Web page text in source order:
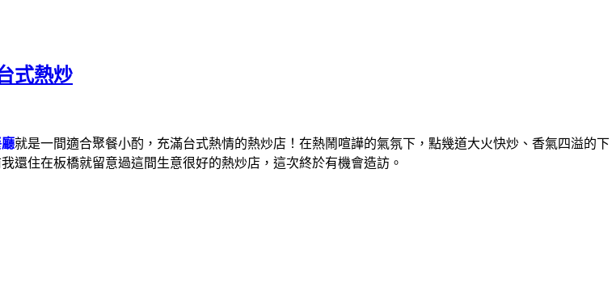
式熱炒
就是一間適合聚餐小酌，充滿台式熱情的熱炒店 ！ 在熱鬧喧譁的氣氛下，點幾道大火快炒 、 香氣四溢的下
還住在板橋就留意過這間生意很好的熱炒店，這次終於有機會造訪。